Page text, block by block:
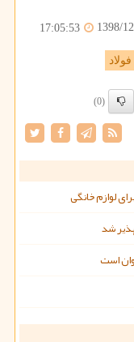
1398/
17:05:53
فولاد
(0)
لوازم خانگی
شد